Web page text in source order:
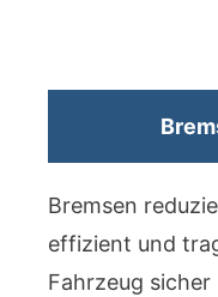
Bremsen
effizient und
Fahrzeug